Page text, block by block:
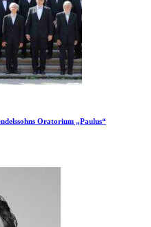
Oratorium „Paulus“